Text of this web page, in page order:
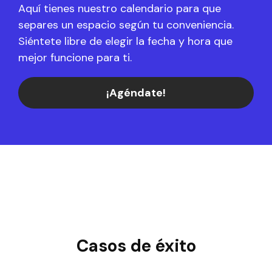
Aquí tienes nuestro calendario para que
separes un espacio según tu conveniencia.
Siéntete libre de elegir la fecha y hora que
mejor funcione para ti.
¡Agéndate!
Casos de éxito